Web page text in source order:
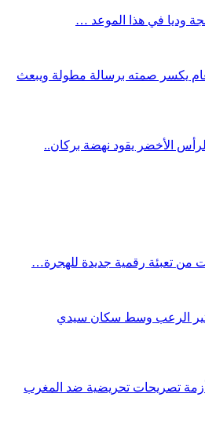
وديا في هذا الموعد …
يكسر صمته برسالة مطولة ويبعث
الأخضر يقود نهضة بركان..
من تعبئة رقمية جديدة للهجرة…
الرعب وسط سكان سيدي
تصريحات تحريضية ضد المغرب